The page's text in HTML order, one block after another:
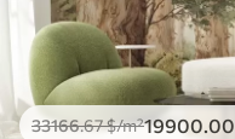
33166.67$/m²19900.00